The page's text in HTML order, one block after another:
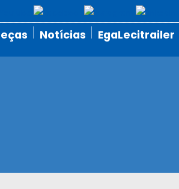
Notícias EgaLecitrailer